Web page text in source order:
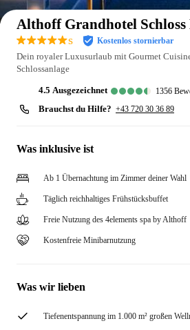
Althoff Grandhotel Schloss
s Kostenlos stornierbar
Dein royaler Luxusurlaub mit Gourmet
Schlossanlage
4.5 ausgezeichnet 1356
Brauchst du Hilfe? +43 720 30 36 89
Was inklusive ist
Ab 1 Übernachtung im Zimmer deiner Wahl
Täglich reichhaltiges Frühstücksbuffet
Freie Nutzung des 4elements spa by Althoff
Kostenfreie Minibarnutzung
Was wir lieben
Tiefenentspannung im 1.000 m² großen